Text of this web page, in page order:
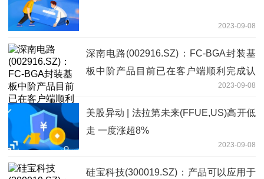
2023-09-08
深南电路(002916.SZ)：FC-BGA封装基
板中阶产品目前已在客户端顺利完成认
证，部分中高阶产品已进入送样阶段2023-09-08
美股异动 | 法拉第未来(FFUE,US)高开低
走 一度涨超8%
2023-09-08
硅宝科技(300019.SZ)：产品可以应用于